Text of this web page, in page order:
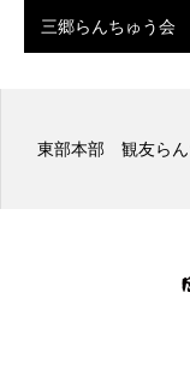
三郷らんちゅう会
東部本部 観友ら